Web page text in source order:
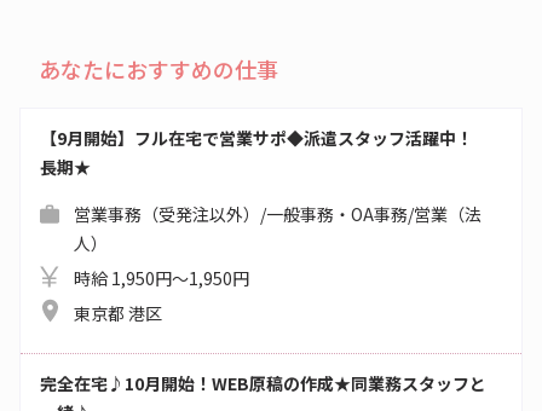
あなたにおすすめの仕事
【9月開始】フル在宅で営業サポ◆派遣スタッフ活躍中！
長期★
営業事務（受発注以外）/一般事務・OA事務/営業（法
人）
時給 1,950円～1,950円
東京都 港区
完全在宅♪10月開始！WEB原稿の作成★同業務スタッフと